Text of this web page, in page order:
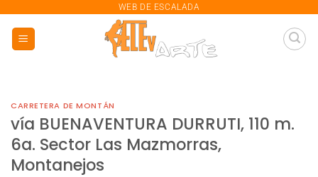
contenido
WEB DE ESCALADA
CARRETERA DE MONTÁN
vía BUENAVENTURA DURRUTI, 110 m.
6a. Sector Las Mazmorras,
Montanejos